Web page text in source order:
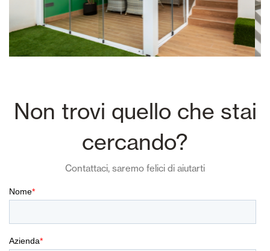
Non trovi quello che stai
cercando?
Contattaci, saremo felici di aiutarti